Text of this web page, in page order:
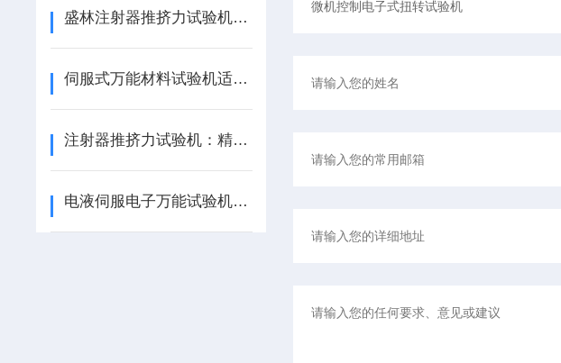
盛林注射器推挤力试验机：把“推注手感”量化为合规数据的质控中枢
伺服式万能材料试验机适用范围详解：材料力学性能测试的核心装备
注射器推挤力试验机：精准把控医疗安全，筑牢注射器质量防线
电液伺服电子万能试验机在建材与冶金行业的应用